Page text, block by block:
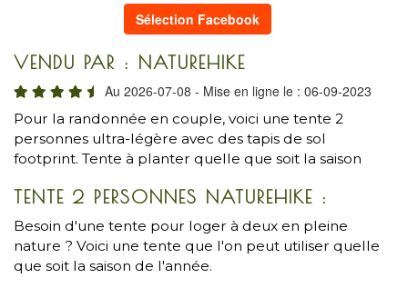
Sélection Facebook
VENDU PAR : NATUREHIKE
Au 2026-07-08 - Mise en ligne le : 06-09-2023
Pour la randonnée en couple, voici une tente 2
personnes ultra-légère avec des tapis de sol
footprint. Tente à planter quelle que soit la saison
TENTE 2 PERSONNES NATUREHIKE :
Besoin d'une tente pour loger à deux en pleine
nature ? Voici une tente que l'on peut utiliser quelle
que soit la saison de l'année.